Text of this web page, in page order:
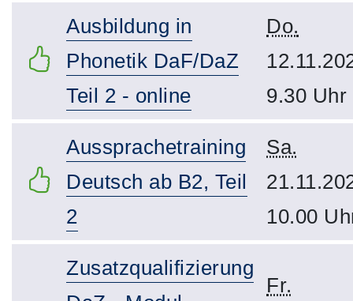
Ausbildung in
Phonetik DaF/DaZ
Teil 2 - online
Do.
9.30 Uhr
Aussprachetraining
Deutsch ab B2, Teil
2
Sa.
10.00
Zusatzqualifizierung
Fr.